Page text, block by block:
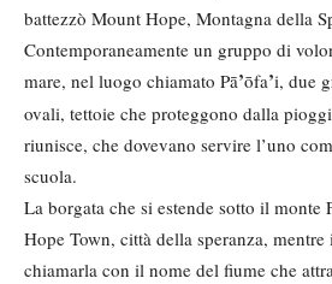
battezzò Mount Hope, Montagna della
Contemporaneamente un gruppo di
mare, nel luogo chiamato Pā’ōfa’i, due
ovali, tettoie che proteggono dalla
riunisce, che dovevano servire l’uno
scuola.
La borgata che si estende sotto il monte
Hope Town, città della speranza,
chiamarla con il nome del fiume che